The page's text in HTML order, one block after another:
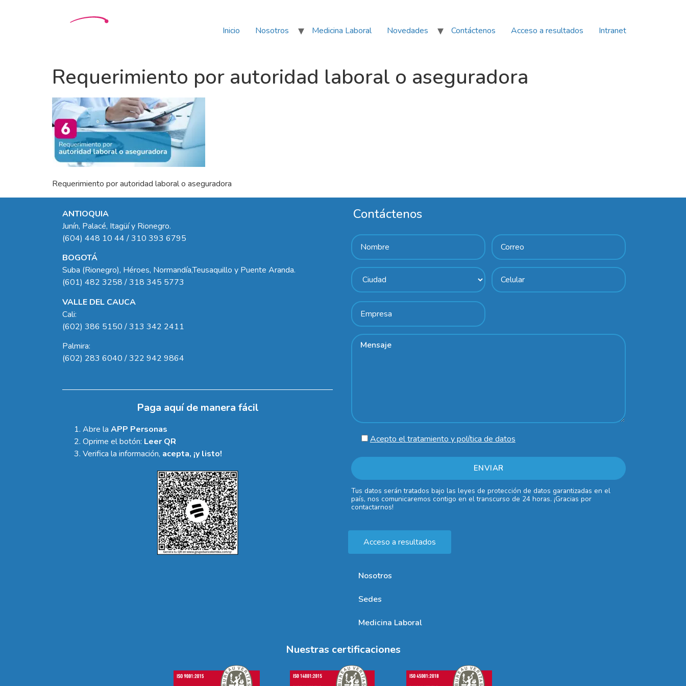
Inicio Nosotros Medicina Laboral Novedades Contáctenos Acceso a resultados Intranet
Requerimiento por autoridad laboral o aseguradora
Requerimiento por autoridad laboral o aseguradora
ANTIOQUIA
Junín, Palacé, Itagüí y Rionegro.
(604) 448 10 44 / 310 393 6795
BOGOTÁ
Suba (Rionegro), Héroes, Normandía,Teusaquillo y Puente Aranda.
(601) 482 3258 / 318 345 5773
VALLE DEL CAUCA
Cali:
(602) 386 5150 / 313 342 2411
Palmira:
(602) 283 6040 / 322 942 9864
Paga aquí de manera fácil
Abre la APP Personas
Oprime el botón: Leer QR
Verifica la información, acepta, ¡y listo!
Contáctenos
Acepto el tratamiento y política de datos
Tus datos serán tratados bajo las leyes de protección de datos garantizadas en el
país, nos comunicaremos contigo en el transcurso de 24 horas. ¡Gracias por
contactarnos!
Acceso a resultados
Nosotros
Sedes
Medicina Laboral
Nuestras certificaciones